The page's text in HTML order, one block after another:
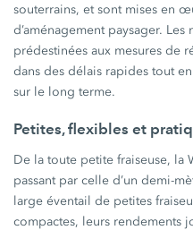
souterrains, et sont mises en
d’aménagement paysager.
prédestinées aux mesures de
dans des délais rapides tout
sur le long terme.
Petites, flexibles et
De la toute petite fraiseuse, la
passant par celle d’un demi-
large éventail de petites
compactes, leurs rendements